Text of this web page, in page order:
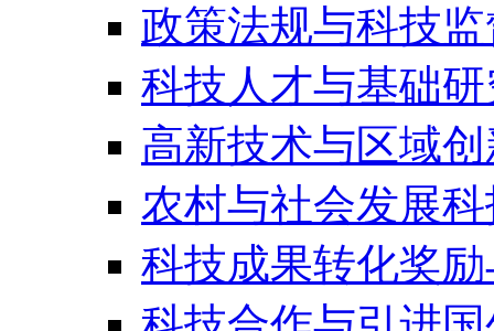
政策法规与科技
科技人才与基础
高新技术与区域
农村与社会发展
科技成果转化奖